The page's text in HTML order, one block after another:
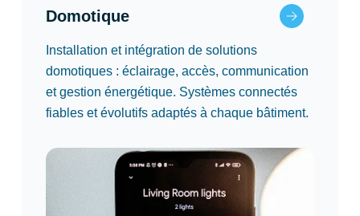
Domotique
Installation et intégration de solutions
domotiques : éclairage, accès, communication
et gestion énergétique. Systèmes connectés
fiables et évolutifs adaptés à chaque bâtiment.